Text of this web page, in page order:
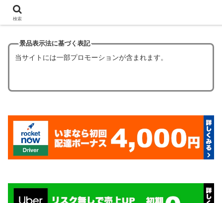
景品表示法に基づく表記
当サイトには一部プロモーションが含まれます。
検索